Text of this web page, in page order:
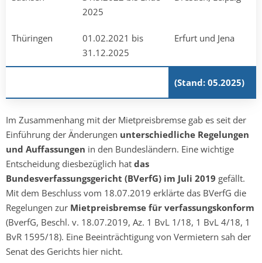
2025
Thüringen
01.02.2021 bis
31.12.2025
Erfurt und Jena
(Stand: 05.2025)
Im Zusammenhang mit der Mietpreisbremse gab es seit der
Einführung der Änderungen unterschiedliche Regelungen
und Auffassungen in den Bundesländern. Eine wichtige
Entscheidung diesbezüglich hat das
Bundesverfassungsgericht (BVerfG) im Juli 2019 gefällt.
Mit dem Beschluss vom 18.07.2019 erklärte das BVerfG die
Regelungen zur Mietpreisbremse für verfassungskonform
(BverfG, Beschl. v. 18.07.2019, Az. 1 BvL 1/18, 1 BvL 4/18, 1
BvR 1595/18). Eine Beeinträchtigung von Vermietern sah der
Senat des Gerichts hier nicht.